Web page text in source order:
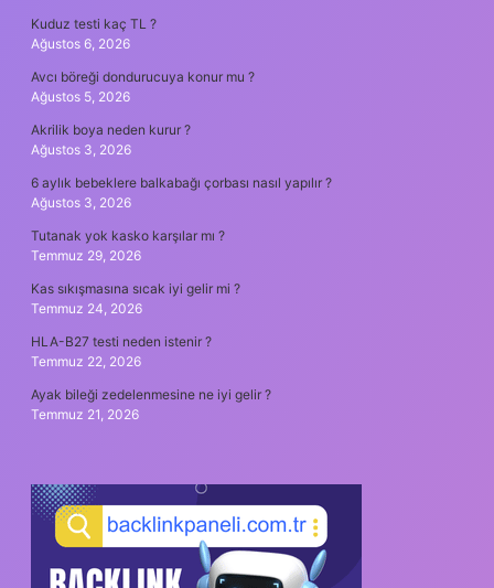
Kuduz testi kaç TL ?
Ağustos 6, 2026
Avcı böreği dondurucuya konur mu ?
Ağustos 5, 2026
Akrilik boya neden kurur ?
Ağustos 3, 2026
6 aylık bebeklere balkabağı çorbası nasıl yapılır ?
Ağustos 3, 2026
Tutanak yok kasko karşılar mı ?
Temmuz 29, 2026
Kas sıkışmasına sıcak iyi gelir mi ?
Temmuz 24, 2026
HLA-B27 testi neden istenir ?
Temmuz 22, 2026
Ayak bileği zedelenmesine ne iyi gelir ?
Temmuz 21, 2026